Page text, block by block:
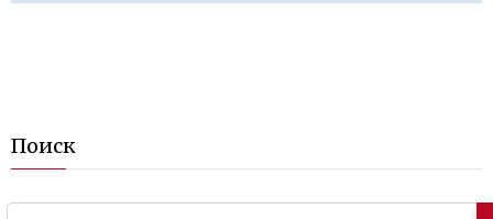
Поиск